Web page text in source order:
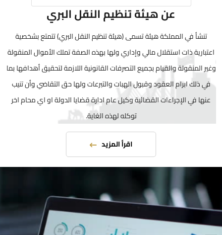
عن هيئة تنظيم النقل البري
تنشأ في المملكة هيئة تسمى (هيئة تنظيم النقل البري) تتمتع بشخصية
اعتبارية ذات استقلال مالي وإداري ولها بهذه الصفة تملك الأموال المنقولة
وغير المنقولة والقيام بجميع التصرفات القانونية اللازمة لتحقيق أهدافها بما
في ذلك ابرام العقود وقبول الهبات والتبرعات ولها حق التقاضي وأن تنيب
عنها في الإجراءات القضائية وكيل عام ادارة قضايا الدولة او اي محام اخر
توكله لهذه الغاية.
اقرأ المزيد